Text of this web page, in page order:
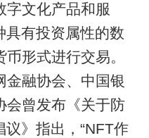
字文化产品和服
具有投资属性的数
形式进行交易。
金融协会、中国银
会曾发布《关于防
》指出，“NFT作